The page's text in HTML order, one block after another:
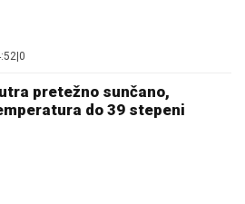
|0
pretežno sunčano,
do 39 stepeni